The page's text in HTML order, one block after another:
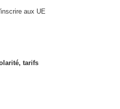
aux UE
tarifs